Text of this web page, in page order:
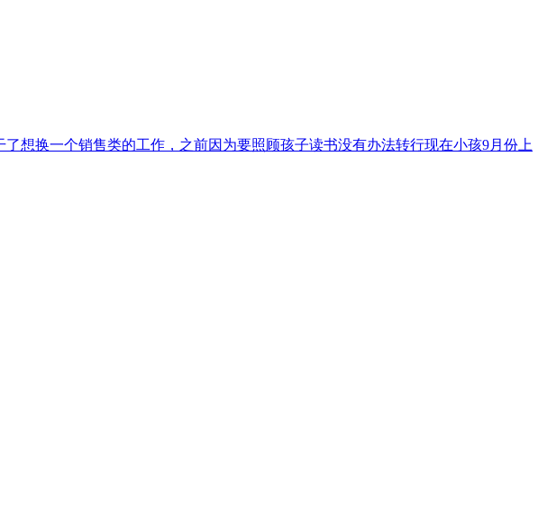
想换一个销售类的工作，之前因为要照顾孩子读书没有办法转行现在小孩9月份上